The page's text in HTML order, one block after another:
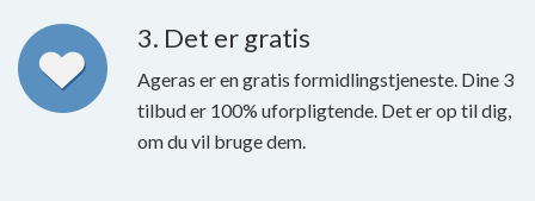
3. Det er gratis
Ageras er en gratis formidlingstjeneste. Dine 3
tilbud er 100% uforpligtende. Det er op til dig,
om du vil bruge dem.